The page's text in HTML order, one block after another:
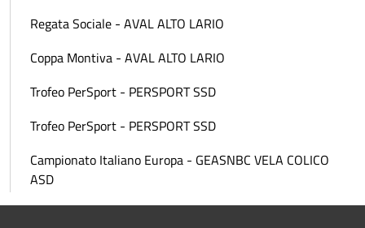
Regata Sociale - AVAL ALTO LARIO
Coppa Montiva - AVAL ALTO LARIO
Trofeo PerSport - PERSPORT SSD
Trofeo PerSport - PERSPORT SSD
Campionato Italiano Europa - GEASNBC VELA COLICO
ASD